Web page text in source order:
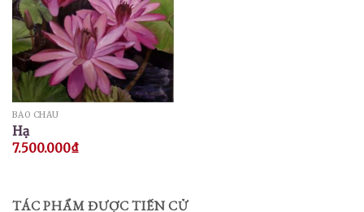
BẢO CHÂU
Hạ
7.500.000₫
TÁC PHẨM ĐƯỢC TIẾN CỬ